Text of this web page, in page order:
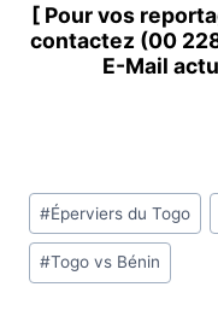
[ Pour vos
contactez (00
E-Mail
Étiquettes
de
la
#Éperviers du Togo
#Togo vs Bénin